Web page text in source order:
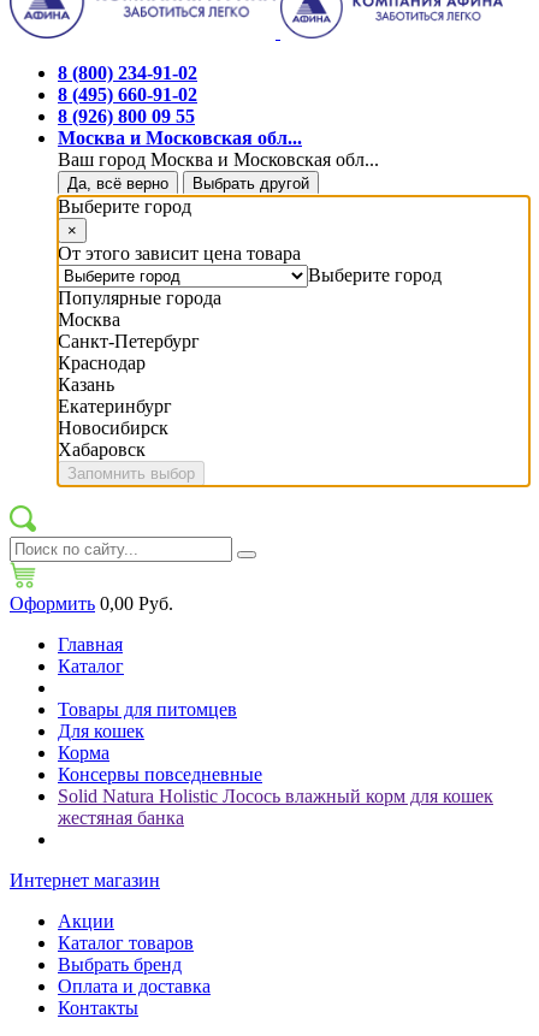
8 (800) 234-91-02
8 (495) 660-91-02
8 (926) 800 09 55
Москва и Московская обл...
Ваш город Москва и Московская обл...
Да, всё верно Выбрать другой
Выберите город
×
От этого зависит цена товара
Выберите город
Популярные города
Москва
Санкт-Петербург
Краснодар
Казань
Екатеринбург
Новосибирск
Хабаровск
Запомнить выбор
Оформить 0,00 Руб.
Главная
Каталог
Товары для питомцев
Для кошек
Корма
Консервы повседневные
Solid Natura Holistic Лосось влажный корм для кошек
жестяная банка
Интернет магазин
Акции
Каталог товаров
Выбрать бренд
Оплата и доставка
Контакты